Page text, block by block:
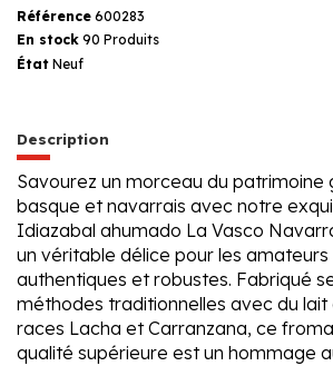
Référence 600283
En stock 90 Produits
État Neuf
Description
Savourez un morceau du patrimoine
basque et navarrais avec notre
Idiazabal ahumado La Vasco
un véritable délice pour les
authentiques et robustes. Fabriqué
méthodes traditionnelles avec du lait
races Lacha et Carranzana, ce
qualité supérieure est un hommage